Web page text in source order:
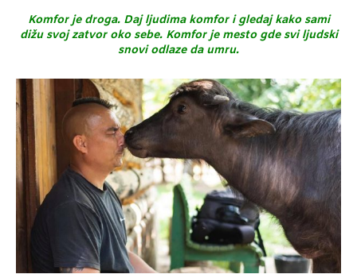
Komfor je droga. Daj ljudima komfor i gledaj kako sami
dižu svoj zatvor oko sebe. Komfor je mesto gde svi ljudski
snovi odlaze da umru.